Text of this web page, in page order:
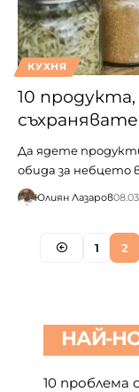
КУХНЯ
10
Да ядете
обида за небцето
Юлиян Лазаров
1 2
НАЙ-
10 проблема